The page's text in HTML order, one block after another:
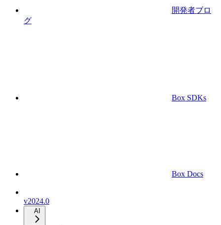
開発者ブロ
グ
Box SDKs
Box Docs
v2024.0
AI